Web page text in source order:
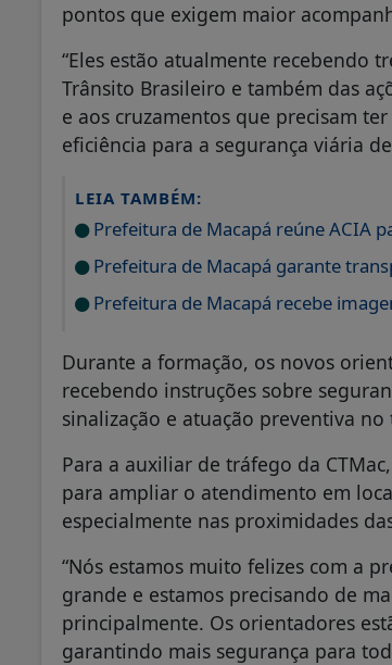
pontos que exigem maior
“Eles estão atualmente recebendo
Trânsito Brasileiro e também das
e aos cruzamentos que precisam
eficiência para a segurança viária
LEIA TAMBÉM:
Prefeitura de Macapá reúne ACIA
Prefeitura de Macapá garante
Prefeitura de Macapá recebe
Durante a formação, os novos
recebendo instruções sobre
sinalização e atuação preventiva no
Para a auxiliar de tráfego da
para ampliar o atendimento em
especialmente nas proximidades
“Nós estamos muito felizes com a
grande e estamos precisando de
principalmente. Os orientadores
garantindo mais segurança para